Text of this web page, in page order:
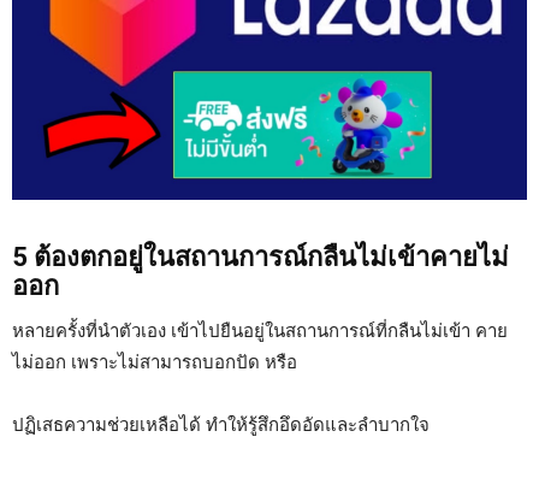
5 ต้องตกอยู่ในสถานการณ์กลืนไม่เข้าคายไม่
ออก
หลายครั้งที่นำตัวเอง เข้าไปยืนอยู่ในสถานการณ์ที่กลืนไม่เข้า คาย
ไม่ออก เพราะไม่สามารถบอกปัด หรือ
ปฏิเสธความช่วยเหลือได้ ทำให้รู้สึกอึดอัดและลำบากใจ